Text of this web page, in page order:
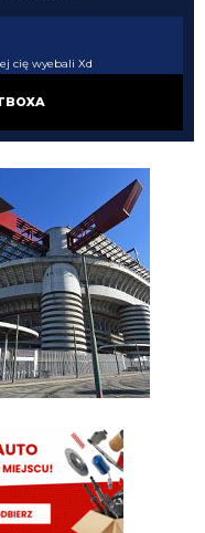
cię wyebali Xd
singo pepe a teraz Norton
chciało.
że kopnie Ewa razy prosto
sto milionów później, w
albancem
murzynem